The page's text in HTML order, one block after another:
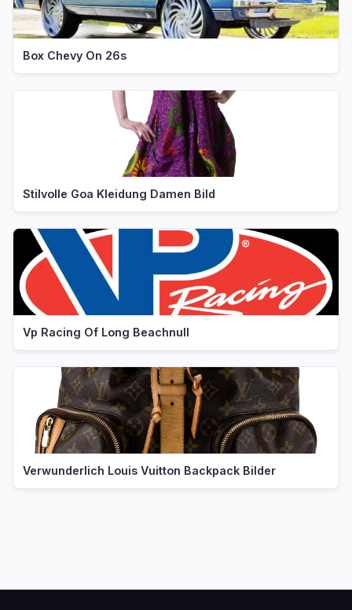
Box Chevy On 26s
Stilvolle Goa Kleidung Damen Bild
Vp Racing Of Long Beachnull
Verwunderlich Louis Vuitton Backpack Bilder